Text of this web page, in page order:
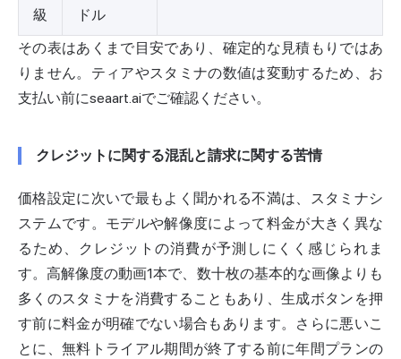
級
ドル
その表はあくまで目安であり、確定的な見積もりではあ
りません。ティアやスタミナの数値は変動するため、お
支払い前にseaart.aiでご確認ください。
クレジットに関する混乱と請求に関する苦情
価格設定に次いで最もよく聞かれる不満は、スタミナシ
ステムです。モデルや解像度によって料金が大きく異な
るため、クレジットの消費が予測しにくく感じられま
す。高解像度の動画1本で、数十枚の基本的な画像よりも
多くのスタミナを消費することもあり、生成ボタンを押
す前に料金が明確でない場合もあります。さらに悪いこ
とに、無料トライアル期間が終了する前に年間プランの